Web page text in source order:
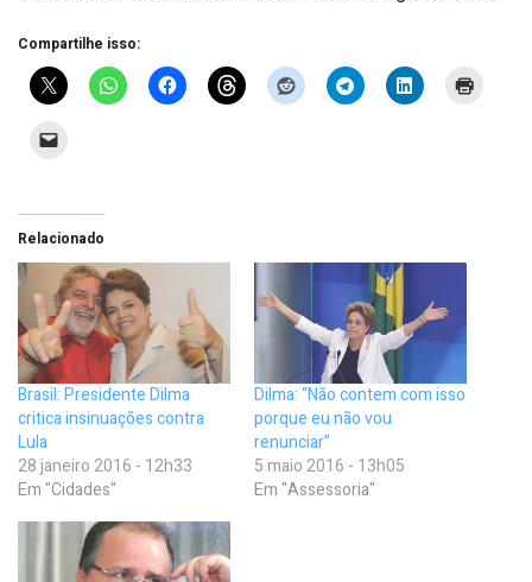
Compartilhe isso:
Relacionado
Brasil: Presidente Dilma
critica insinuações contra
Lula
28 janeiro 2016 - 12h33
Em "Cidades"
Dilma: “Não contem com isso
porque eu não vou
renunciar”
5 maio 2016 - 13h05
Em "Assessoria"